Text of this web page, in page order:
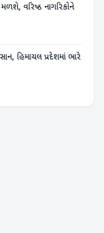
વરિષ્ઠ નાગરિકોને
હિમાચલ પ્રદેશમાં ભારે